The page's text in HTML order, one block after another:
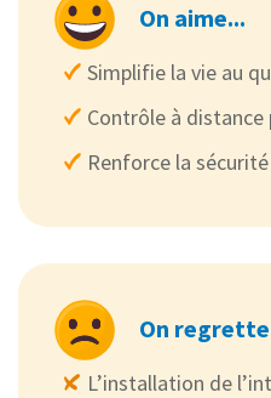
On aime...
Simplifie la vie au
Contrôle à distance
Renforce la
On
L’installation de